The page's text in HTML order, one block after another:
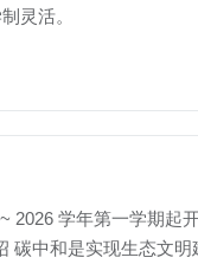
灵活。
2026 学年第一学期起
碳中和是实现生态文